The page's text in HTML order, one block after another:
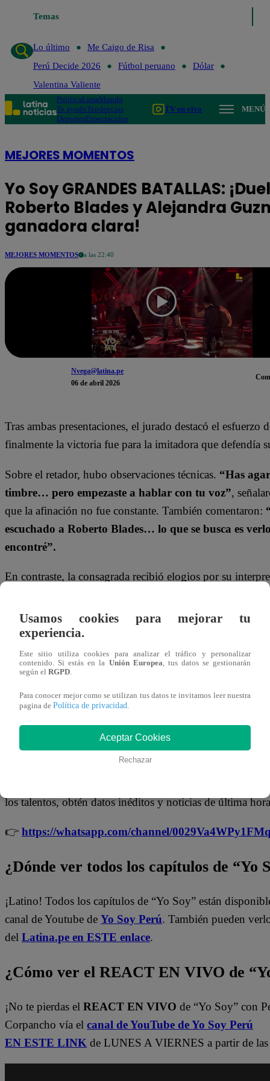
Temas
Lo último
Lo último
Me Caigo de Risa
Perú Decide 2026
Fútbol peruano
Dólar
Valentina Valiente
PolíticaLimaMundo
Te ayudoTendencias
DeportesEspectáculos
TV en vivo MENÚ
MEJORES MOMENTOS
Yo Soy GRANDES BATALLAS:
Roberto Blades y Alejandra
ganadora clara!
MEJORES MOMENTOS a las 22:40
Nvega@latina.pe
06 de abril 2026
Tras ambas presentaciones, el jurado destacó el esfuerzo
finalmente la victoria fue para la imitadora que defendía
Sobre el retador, hubo observaciones técnicas. “Has
timbre… pero empezaste a hablar con tu voz”,
que la afinación no fue constante. También comentaron:
escuchado a Roberto Blades… lo que se busca es
encontré”.
En contraste, la consagrada recibió elogios por su
resaltando la fidelidad vocal del personaje. El jurado
propuesta escénica.
impresionantes… llaman la atención y funcionan”
aunque sugirieron mayor control al asumir riesgos.
Finalmente, tras la votación, la pizarra confirmó el
No te olvides de unirte a nuestro
los talentos, obtén datos inéditos y noticias de última
👉 https://whatsapp.com/channel/
¿Dónde ver todos los capítulos de “Yo
¡Latino! Todos los capítulos de “Yo Soy” están
canal de Youtube de Yo Soy Perú. También pueden
del Latina.pe en ESTE enlace.
¿Cómo ver el REACT EN VIVO de
¡No te pierdas el REACT EN VIVO de “Yo Soy” con
Corpancho vía el canal de YouTube de Yo Soy Perú
EN ESTE LINK de LUNES A VIERNES a partir de
Usamos cookies para mejorar tu
experiencia.
Este sitio utiliza cookies para analizar el tráfico y personalizar
contenido. Si estás en la Unión Europea, tus datos se gestionarán
según el RGPD.
Para conocer mejor como se utilizan tus datos te invitamos leer nuestra
pagina de Política de privacidad.
Aceptar Cookies
Rechazar